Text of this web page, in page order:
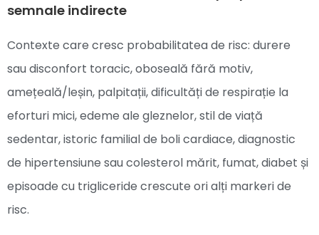
semnale indirecte
Contexte care cresc probabilitatea de risc: durere
sau disconfort toracic, oboseală fără motiv,
amețeală/leșin, palpitații, dificultăți de respirație la
eforturi mici, edeme ale gleznelor, stil de viață
sedentar, istoric familial de boli cardiace, diagnostic
de hipertensiune sau colesterol mărit, fumat, diabet și
episoade cu trigliceride crescute ori alți markeri de
risc.